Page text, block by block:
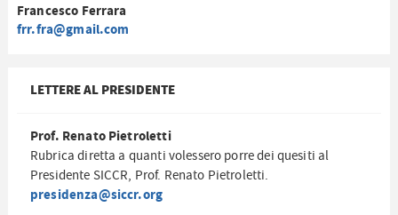
Francesco Ferrara
frr.fra@gmail.com
LETTERE AL PRESIDENTE
Prof. Renato Pietroletti
Rubrica diretta a quanti volessero porre dei quesiti al
Presidente SICCR, Prof. Renato Pietroletti.
presidenza@siccr.org